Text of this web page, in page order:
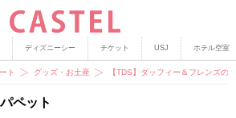
ディズニーシー チケット USJ ホテル空室
ト グッズ・お土産 【TDS】ダッフィー＆フレンズ
ペット